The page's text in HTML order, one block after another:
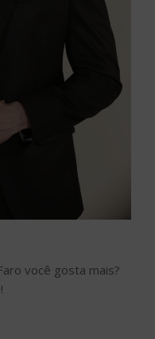
você gosta mais?